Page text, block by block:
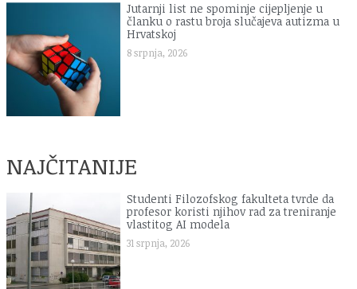
Jutarnji list ne spominje cijepljenje u
članku o rastu broja slučajeva autizma u
Hrvatskoj
8 srpnja, 2026
NAJČITANIJE
Studenti Filozofskog fakulteta tvrde da
profesor koristi njihov rad za treniranje
vlastitog AI modela
31 srpnja, 2026